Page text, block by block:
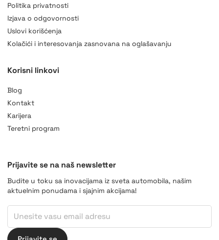
Politika privatnosti
Izjava o odgovornosti
Uslovi korišćenja
Kolačići i interesovanja zasnovana na oglašavanju
Korisni linkovi
Blog
Kontakt
Karijera
Teretni program
Prijavite se na naš newsletter
Budite u toku sa inovacijama iz sveta automobila, našim
aktuelnim ponudama i sjajnim akcijama!
Email
Email
Email